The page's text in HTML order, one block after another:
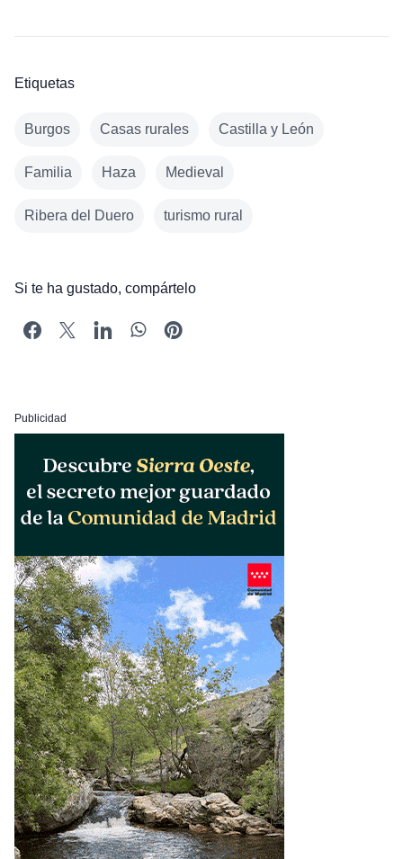
Etiquetas
Burgos Casas rurales Castilla y León
Familia Haza Medieval
Ribera del Duero turismo rural
Si te ha gustado, compártelo
Publicidad